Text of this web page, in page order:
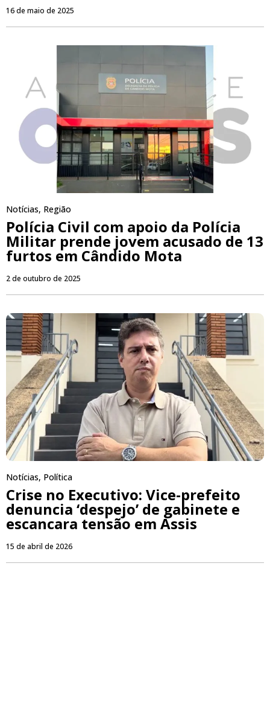
16 de maio de 2025
Notícias, Região
Polícia Civil com apoio da Polícia
Militar prende jovem acusado de 13
furtos em Cândido Mota
2 de outubro de 2025
Notícias, Política
Crise no Executivo: Vice-prefeito
denuncia ‘despejo’ de gabinete e
escancara tensão em Assis
15 de abril de 2026